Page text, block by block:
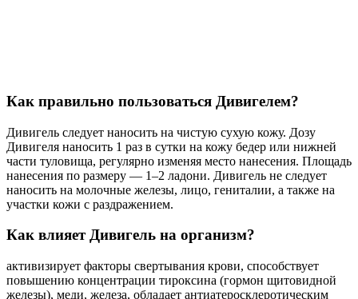
Как правильно пользоваться Дивигелем?
Дивигель следует наносить на чистую сухую кожу. Дозу
Дивигеля наносить 1 раз в сутки на кожу бедер или нижней
части туловища, регулярно изменяя место нанесения. Площадь
нанесения по размеру ― 1–2 ладони. Дивигель не следует
наносить на молочные железы, лицо, гениталии, а также на
участки кожи с раздражением.
Как влияет Дивигель на организм?
активизирует факторы свертывания крови, способствует
повышению концентрации тироксина (гормон щитовидной
железы), меди, железа, обладает антиатеросклеротическим